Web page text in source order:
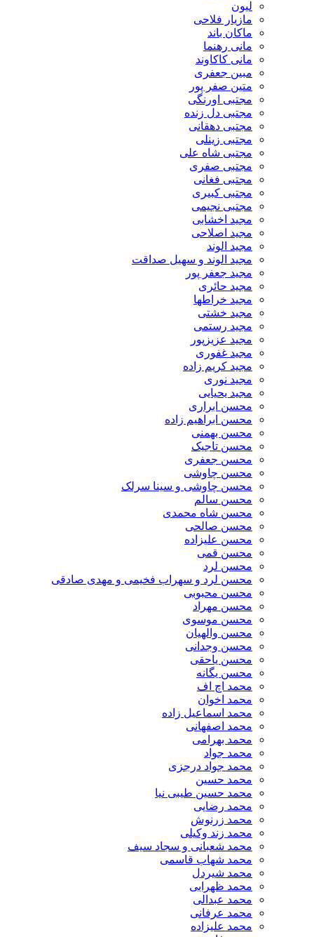
مازیار فلاحی
ماکان باند
مانی رهنما
مانی کاکاوند
مبین جعفری
متین صفر پور
مجتبی اورنگی
مجتبی دل زنده
مجتبی دهقانی
مجتبی زینلی
مجتبی شاه علی
مجتبی صفری
مجتبی فغانی
مجتبی کبیری
مجتبی نجیمی
مجید اخشابی
مجید اصلاحی
مجید الوند‎
مجید الوند و سهیل صداقت
مجید جعفر پور
مجید حائری
مجید خراطها
مجید خشتی
مجید رستمی
مجید عزیزپور
مجید غفوری
مجید کریم زاده
مجید نوری
مجید یحیایی
محسن ابراری
محسن ابراهیم زاده
محسن بهمنی
محسن تاجیک
محسن جعفری
محسن چاوشی
محسن چاوشی و سینا سرلک
محسن سالم
محسن شاه محمدی
محسن صالحی
محسن علیزاده
محسن قمی
محسن لرد
محسن لرد و سهراب فخیمی و مهدی صادقی
محسن محبوبی
محسن مهراد
محسن موسوی
محسن والهیان
محسن وجدانی
محسن یاحقی
محسن یگانه
محمد اچ اف
محمد اخوان
محمد اسماعیل زاده
محمد اصفهانی
محمد بهرامی
محمد جواد
محمد جواد درجزی
محمد حسین
محمد حسین طیبی نیا
محمد رضایی
محمد زرنوش
محمد زند وکیلی
محمد شعبانی و سجاد سیف
محمد شهاب قاسمی
​محمد شیردل
محمد ظهرابی
محمد عبدالی
محمد عرفانی
محمد علیزاده